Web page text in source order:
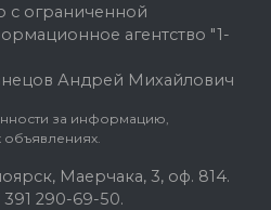
с ограниченной
агентство "1-
Андрей Михайлович
за информацию,
Маерчака, 3, оф. 814.
391 290-69-50.